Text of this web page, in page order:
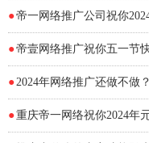
●帝一网络推广公司祝你
●帝壹网络推广祝你五一节
● 2024年网络推广还做不做？
●重庆帝一网络祝你2024年